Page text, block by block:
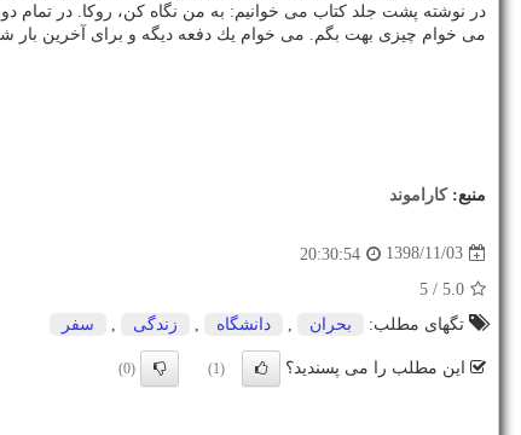
در نوشته پشت جلد كتاب می خوانیم: به من نگاه كن، روكا. در تمام
می خوام چیزی بهت بگم. می خوام یك دفعه دیگه و برای آخرین بار
منبع:كاراموند
1398/11/03
20:30:54
5.0
/ 5
تگهای مطلب:
بحران دانشگاه زندگی سفر
این مطلب را می پسندید؟ (1)
(0)